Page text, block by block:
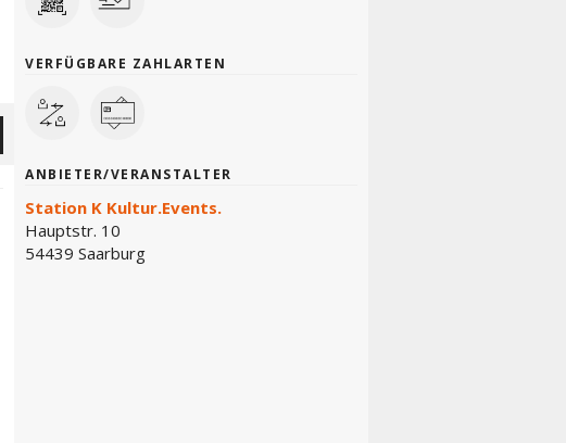
VERFÜGBARE ZAHLARTEN
ANBIETER/VERANSTALTER
Station K Kultur.Events.
Hauptstr. 10
54439 Saarburg